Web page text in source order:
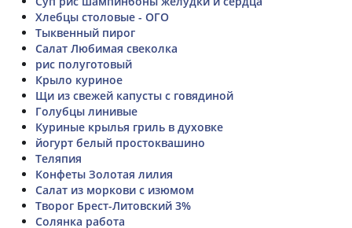
Хлебцы столовые - ОГО
Тыквенный пирог
Салат Любимая свеколка
рис полуготовый
Крыло куриное
Щи из свежей капусты с говядиной
Голубцы линивые
Куриные крылья гриль в духовке
йогурт белый простоквашино
Теляпия
Конфеты Золотая лилия
Салат из моркови с изюмом
Творог Брест-Литовский 3%
Солянка работа